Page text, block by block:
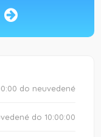
do neuvedené
do 10:00:00